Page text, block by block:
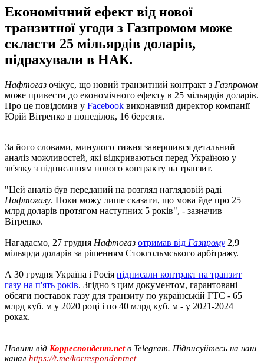
Економічний ефект від нової
транзитної угоди з Газпромом може
скласти 25 мільярдів доларів,
підрахували в НАК.
Нафтогаз очікує, що новий транзитний контракт з Газпромом
може привести до економічного ефекту в 25 мільярдів доларів.
Про це повідомив у Facebook виконавчий директор компанії
Юрій Вітренко в понеділок, 16 березня.
За його словами, минулого тижня завершився детальний
аналіз можливостей, які відкриваються перед Україною у
зв'язку з підписанням нового контракту на транзит.
"Цей аналіз був переданий на розгляд наглядовій раді
Нафтогазу. Поки можу лише сказати, що мова йде про 25
млрд доларів протягом наступних 5 років", - зазначив
Вітренко.
Нагадаємо, 27 грудня Нафтогаз отримав від Газпрому 2,9
мільярда доларів за рішенням Стокгольмського арбітражу.
А 30 грудня Україна і Росія підписали контракт на транзит
газу на п'ять років. Згідно з цим документом, гарантовані
обсяги поставок газу для транзиту по українській ГТС - 65
млрд куб. м у 2020 році і по 40 млрд куб. м - у 2021-2024
роках.
Новини від Корреспондент.netв Telegram. Підписуйтесь на наш
канал https://t.me/korrespondentnet